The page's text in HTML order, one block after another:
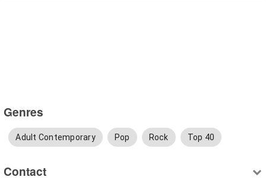
Genres
Adult Contemporary Pop Rock Top 40
Contact